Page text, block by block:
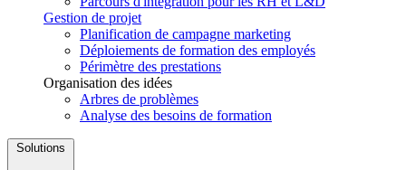
Gestion de projet
Planification de campagne marketing
Déploiements de formation des employés
Périmètre des prestations
Organisation des idées
Arbres de problèmes
Analyse des besoins de formation
Solutions